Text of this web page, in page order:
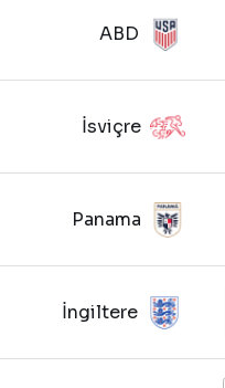
ABD
İsviçre
Panama
İngiltere